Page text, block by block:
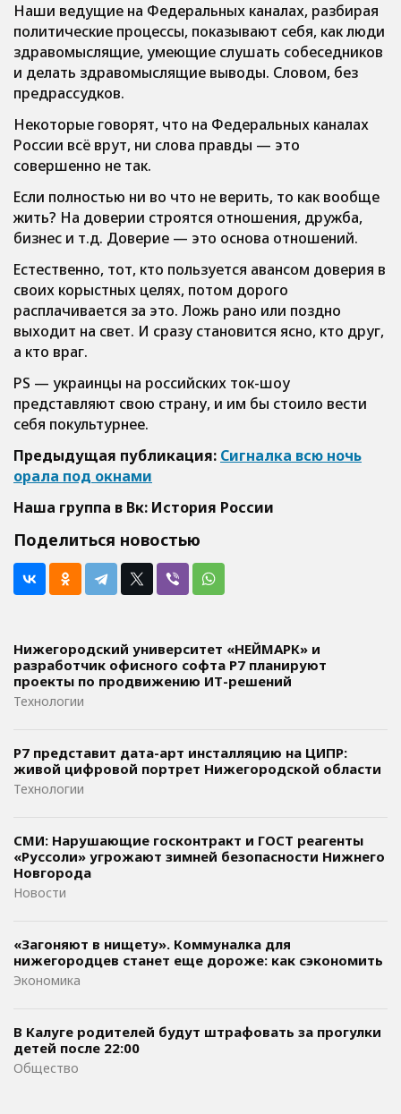
Наши ведущие на Федеральных каналах, разбирая
политические процессы, показывают себя, как люди
здравомыслящие, умеющие слушать собеседников
и делать здравомыслящие выводы. Словом, без
предрассудков.
Некоторые говорят, что на Федеральных каналах
России всё врут, ни слова правды — это
совершенно не так.
Если полностью ни во что не верить, то как вообще
жить? На доверии строятся отношения, дружба,
бизнес и т.д. Доверие — это основа отношений.
Естественно, тот, кто пользуется авансом доверия в
своих корыстных целях, потом дорого
расплачивается за это. Ложь рано или поздно
выходит на свет. И сразу становится ясно, кто друг,
а кто враг.
PS — украинцы на российских ток-шоу
представляют свою страну, и им бы стоило вести
себя покультурнее.
Предыдущая публикация: Сигналка всю ночь
орала под окнами
Наша группа в Вк: История России
Поделиться новостью
Нижегородский университет «НЕЙМАРК» и
разработчик офисного софта P7 планируют
проекты по продвижению ИТ-решений
Технологии
Р7 представит дата-арт инсталляцию на ЦИПР:
живой цифровой портрет Нижегородской области
Технологии
СМИ: Нарушающие госконтракт и ГОСТ реагенты
«Руссоли» угрожают зимней безопасности Нижнего
Новгорода
Новости
«Загоняют в нищету». Коммуналка для
нижегородцев станет еще дороже: как сэкономить
Экономика
В Калуге родителей будут штрафовать за прогулки
детей после 22:00
Общество